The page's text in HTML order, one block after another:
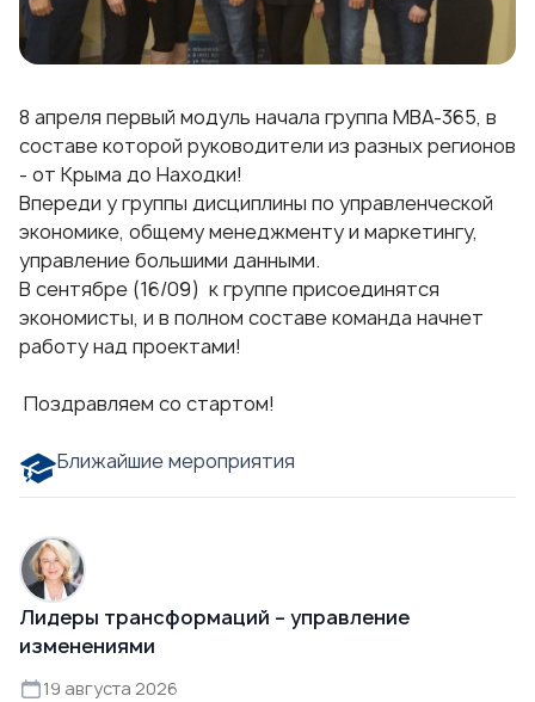
8 апреля первый модуль начала группа МВА-365, в
составе которой руководители из разных регионов
- от Крыма до Находки!
Впереди у группы дисциплины по управленческой
экономике, общему менеджменту и маркетингу,
управление большими данными.
В сентябре (16/09) к группе присоединятся
экономисты, и в полном составе команда начнет
работу над проектами!
Поздравляем со стартом!
Ближайшие мероприятия
Лидеры трансформаций – управление
изменениями
19 августа 2026